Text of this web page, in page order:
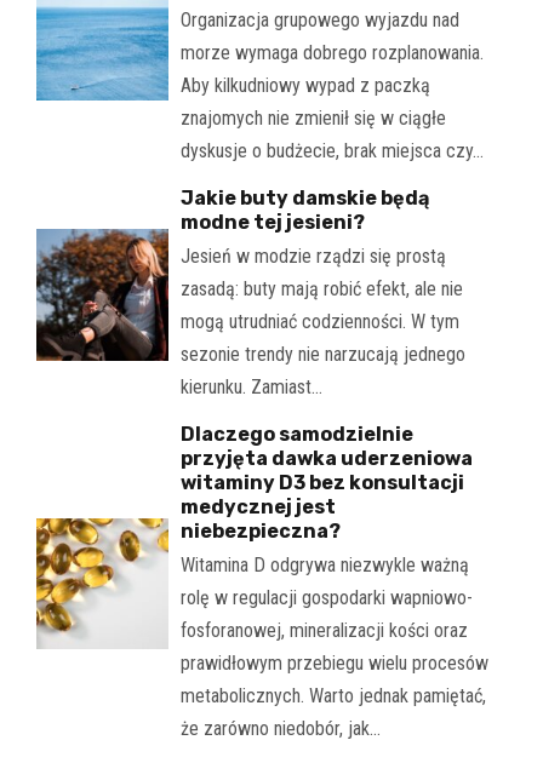
Organizacja grupowego wyjazdu nad
morze wymaga dobrego rozplanowania.
Aby kilkudniowy wypad z paczką
znajomych nie zmienił się w ciągłe
dyskusje o budżecie, brak miejsca czy…
Jakie buty damskie będą
modne tej jesieni?
Jesień w modzie rządzi się prostą
zasadą: buty mają robić efekt, ale nie
mogą utrudniać codzienności. W tym
sezonie trendy nie narzucają jednego
kierunku. Zamiast…
Dlaczego samodzielnie
przyjęta dawka uderzeniowa
witaminy D3 bez konsultacji
medycznej jest
niebezpieczna?
Witamina D odgrywa niezwykle ważną
rolę w regulacji gospodarki wapniowo-
fosforanowej, mineralizacji kości oraz
prawidłowym przebiegu wielu procesów
metabolicznych. Warto jednak pamiętać,
że zarówno niedobór, jak…